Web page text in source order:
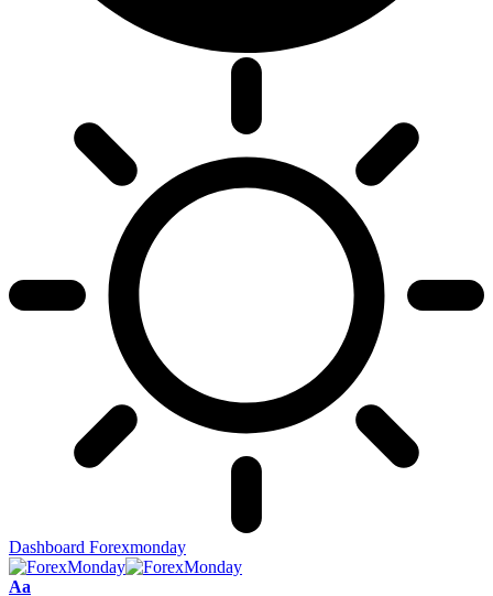
Dashboard Forexmonday
Aa